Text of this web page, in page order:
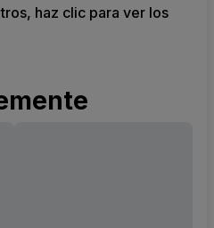
haz clic para ver los